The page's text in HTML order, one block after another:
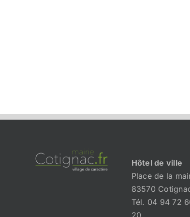
Hôtel de ville
Place de la
83570
Tél. 04 94 72
20